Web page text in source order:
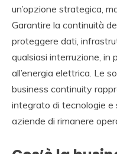
un’opzione strategica,
Garantire la continuità
proteggere dati,
qualsiasi interruzione, in
all’energia elettrica. Le
business continuity
integrato di tecnologie
aziende di rimanere